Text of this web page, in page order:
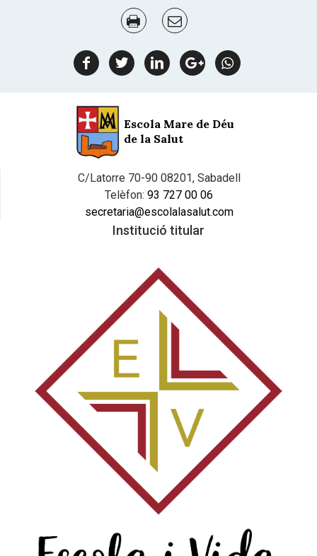
facebook
twitterlinkedingoogle
plus
Whatsapp
Escola Mare de Déu
de la Salut
C/Latorre 70-90 08201, Sabadell
Telèfon: 93 727 00 06
secretaria@escolalasalut.com
Institució titular